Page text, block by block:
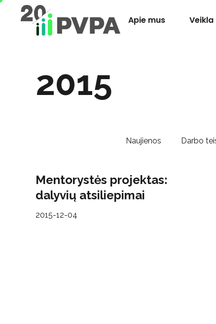
Apie mus Veikla
2015
Naujienos Darbo
Mentorystės projektas:
dalyvių atsiliepimai
2015-12-04